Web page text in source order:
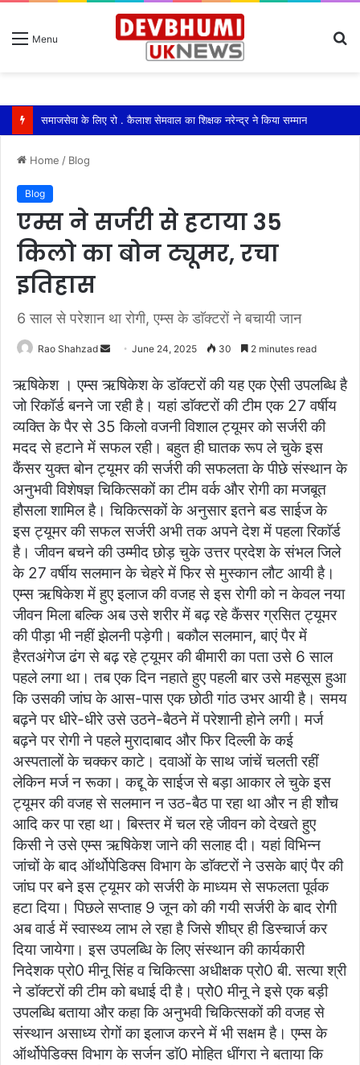
Menu
Home / Blog
Blog
एम्स ने सर्जरी से हटाया 35
किलो का बोन ट्यूमर, रचा
इतिहास
6 साल से परेशान था रोगी, एम्स के डाॅक्टरों ने बचायी जान
Rao Shahzad
Send
email
June 24, 2025 30 2 minutes read
ऋषिकेश । एम्स ऋषिकेश के डाॅक्टरों की यह एक ऐसी उपलब्धि है
जो रिकॉर्ड बनने जा रही है। यहां डाॅक्टरों की टीम एक 27 वर्षीय
व्यक्ति के पैर से 35 किलो वजनी विशाल ट्यूमर को सर्जरी की
मदद से हटाने में सफल रही। बहुत ही घातक रूप ले चुके इस
कैंसर युक्त बोन ट्यूमर की सर्जरी की सफलता के पीछे संस्थान के
अनुभवी विशेषज्ञ चिकित्सकों का टीम वर्क और रोगी का मजबूत
हौसला शामिल है। चिकित्सकों के अनुसार इतने बड साईज के
इस ट्यूमर की सफल सर्जरी अभी तक अपने देश में पहला रिकाॅर्ड
है। जीवन बचने की उम्मीद छोड़ चुके उत्तर प्रदेश के संभल जिले
के 27 वर्षीय सलमान के चेहरे में फिर से मुस्कान लौट आयी है।
एम्स ऋषिकेश में हुए इलाज की वजह से इस रोगी को न केवल नया
जीवन मिला बल्कि अब उसे शरीर में बढ़ रहे कैंसर ग्रसित ट्यूमर
की पीड़ा भी नहीं झेलनी पड़ेगी। बकौल सलमान, बाएं पैर में
हैरतअंगेज ढंग से बढ़ रहे ट्यूमर की बीमारी का पता उसे 6 साल
पहले लगा था। तब एक दिन नहाते हुए पहली बार उसे महसूस हुआ
कि उसकी जांघ के आस-पास एक छोठी गांठ उभर आयी है। समय
बढ़ने पर धीरे-धीरे उसे उठने-बैठने में परेशानी होने लगी। मर्ज
बढ़ने पर रोगी ने पहले मुरादाबाद और फिर दिल्ली के कई
अस्पतालों के चक्कर काटे। दवाओं के साथ जांचें चलती रहीं
लेकिन मर्ज न रूका। कद्दू के साईज से बड़ा आकार ले चुके इस
ट्यूमर की वजह से सलमान न उठ-बैठ पा रहा था और न ही शौच
आदि कर पा रहा था। बिस्तर में चल रहे जीवन को देखते हुए
किसी ने उसे एम्स ऋषिकेश जाने की सलाह दी। यहां विभिन्न
जांचों के बाद ऑर्थोपेडिक्स विभाग के डाॅक्टरों ने उसके बाएं पैर की
जांघ पर बने इस ट्यूमर को सर्जरी के माध्यम से सफलता पूर्वक
हटा दिया। पिछले सप्ताह 9 जून को की गयी सर्जरी के बाद रोगी
अब वार्ड में स्वास्थ्य लाभ ले रहा है जिसे शीघ्र ही डिस्चार्ज कर
दिया जायेगा। इस उपलब्धि के लिए संस्थान की कार्यकारी
निदेशक प्रो0 मीनू सिंह व चिकित्सा अधीक्षक प्रो0 बी. सत्या श्री
ने डाॅक्टरों की टीम को बधाई दी है। प्रोे0 मीनू ने इसे एक बड़ी
उपलब्धि बताया और कहा कि अनुभवी चिकित्सकों की वजह से
संस्थान असाध्य रोगों का इलाज करने में भी सक्षम है। एम्स के
ऑर्थोपेडिक्स विभाग के सर्जन डाॅ0 मोहित धींगरा ने बताया कि